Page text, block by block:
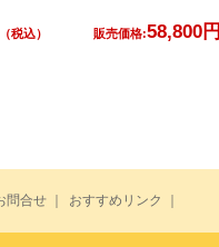
（税込） 販売価格:58,800円
問合せ おすすめリンク